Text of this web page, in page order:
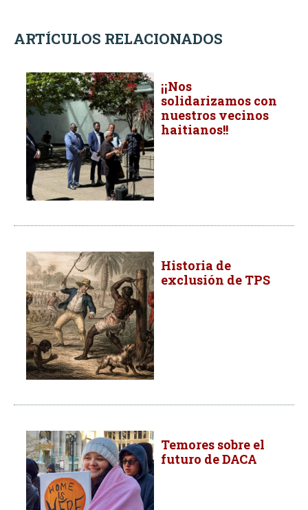
ARTÍCULOS RELACIONADOS
¡¡Nos
solidarizamos con
nuestros vecinos
haitianos!!
Historia de
exclusión de TPS
Temores sobre el
futuro de DACA